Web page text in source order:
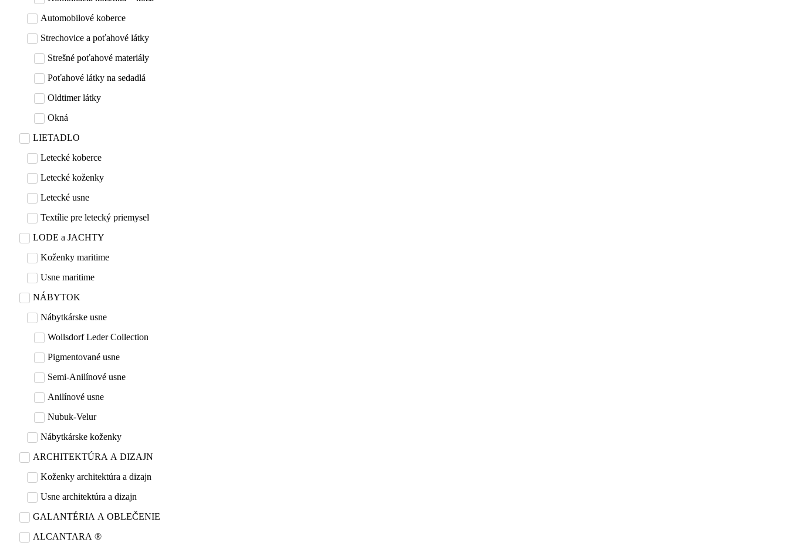
Automobilové koberce
Strechovice a poťahové látky
Strešné poťahové materiály
Poťahové látky na sedadlá
Oldtimer látky
Okná
LIETADLO
Letecké koberce
Letecké koženky
Letecké usne
Textílie pre letecký priemysel
LODE a JACHTY
Koženky maritime
Usne maritime
NÁBYTOK
Nábytkárske usne
Wollsdorf Leder Collection
Pigmentované usne
Semi-Anilínové usne
Anilínové usne
Nubuk-Velur
Nábytkárske koženky
ARCHITEKTÚRA A DIZAJN
Koženky architektúra a dizajn
Usne architektúra a dizajn
GALANTÉRIA A OBLEČENIE
ALCANTARA ®